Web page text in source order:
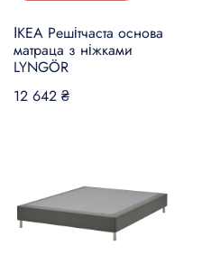
ІКЕА Решітчаста основа
матраца з ніжками
LYNGÖR
12 642 ₴